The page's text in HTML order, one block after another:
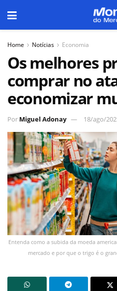
Home Notícias Economia
Os melhores
comprar no
economizar
Por Miguel Adonay 18/ago/
Entenda como a subida da moeda
mercado e por que o trigo é o